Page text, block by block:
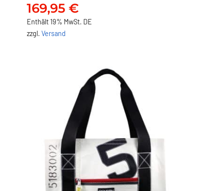
169,95
169,95 €
Enthält 19% MwSt. DE
zzgl. Versand